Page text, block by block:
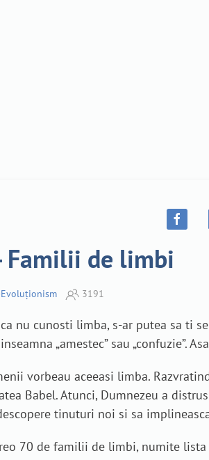
Familii de limbi
3191
nu cunosti limba, s-ar putea sa ti
„amestec” sau
vorbeau aceeasi limba.
Babel. Atunci, Dumnezeu a
tinuturi noi si sa
70 de familii de limbi, numite